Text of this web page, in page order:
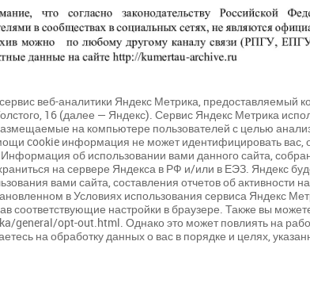
веб-аналитики Яндекс Метрика,
16 (далее — Яндекс). Сервис Яндекс Метрика
на компьютере пользователей с целью
cookie информация не может идентифицировать вас,
об использовании вами данного сайта,
на сервере Яндекса в РФ и/или в ЕЭЗ. Яндекс
вами сайта, составления отчетов об активности
в Условиях использования сервиса Яндекс
соответствующие настройки в браузере. Также вы
opt-out.html. Однако это может повлиять на
на обработку данных о вас в порядке и целях,